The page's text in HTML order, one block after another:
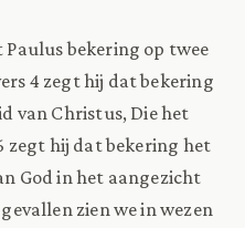
bekering op twee
4 zegt hij dat bekering
van Christus, Die het
zegt hij dat bekering het
God in het aangezicht
zien we in wezen